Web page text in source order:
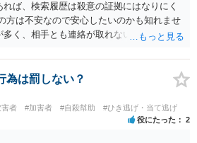
ば、検索履歴は殺意の証拠にはなりにく
方は不安なので安心したいのかも知れませ
く、相手とも連絡が取れないとなると、
うしても気になるようなら、弁護士に予約
直、今後こういうことをしないよう気を付
。
為は罰しない？
者 #加害者 #自殺幇助 #ひき逃げ・当て逃げ
役にたった 2